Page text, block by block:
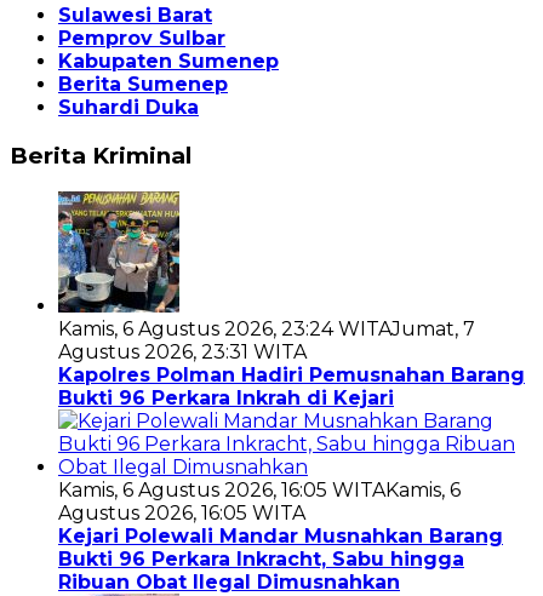
Sulawesi Barat
Pemprov Sulbar
Kabupaten Sumenep
Berita Sumenep
Suhardi Duka
Berita Kriminal
Kamis, 6 Agustus 2026, 23:24 WITAJumat, 7
Agustus 2026, 23:31 WITA
Kapolres Polman Hadiri Pemusnahan Barang
Bukti 96 Perkara Inkrah di Kejari
Kamis, 6 Agustus 2026, 16:05 WITAKamis, 6
Agustus 2026, 16:05 WITA
Kejari Polewali Mandar Musnahkan Barang
Bukti 96 Perkara Inkracht, Sabu hingga
Ribuan Obat Ilegal Dimusnahkan